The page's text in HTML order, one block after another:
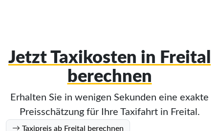
Jetzt Taxikosten in Freital
berechnen
Erhalten Sie in wenigen Sekunden eine exakte
Preisschätzung für Ihre Taxifahrt in Freital.
Taxipreis ab Freital berechnen